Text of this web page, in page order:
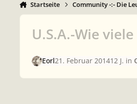
Startseite Community -:- Die
U.S.A.-Wie
Eorl21. Februar 201412 J. in